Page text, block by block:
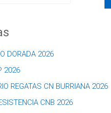
DORADA 2026
2026
REGATAS CN BURRIANA 2026
CNB 2026